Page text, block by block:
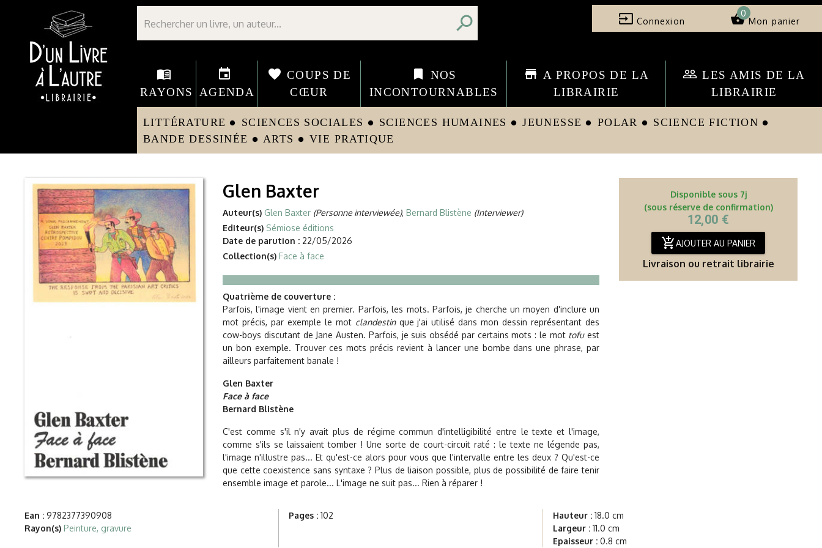
Librairie D'un livre à l'autre - Avranches
search input Connexion shopping_basket
0
Mon panier
menu_book
RAYONS
event
AGENDA
favorite COUPS DE
CŒUR
bookmark
NOS
INCONTOURNABLES
store A PROPOS DE LA
LIBRAIRIE
people_outline LES AMIS DE LA
LIBRAIRIE
LITTÉRATURE circle SCIENCES SOCIALES circle SCIENCES HUMAINES circle JEUNESSE circle POLAR circle SCIENCE FICTION circle
BANDE DESSINÉE circle ARTS circle VIE PRATIQUE
Glen Baxter
Auteur(s) Glen Baxter (Personne interviewée), Bernard Blistène (Interviewer)
Editeur(s) Sémiose éditions
Date de parution : 22/05/2026
Collection(s) Face à face
Quatrième de couverture :
Parfois, l'image vient en premier. Parfois, les mots. Parfois, je cherche un moyen d'inclure un
mot précis, par exemple le mot clandestinque j'ai utilisé dans mon dessin représentant des
cow-boys discutant de Jane Austen. Parfois, je suis obsédé par certains mots : le mot tofuest
un bon exemple. Trouver ces mots précis revient à lancer une bombe dans une phrase, par
ailleurs parfaitement banale !
Glen Baxter
Face à face
Bernard Blistène
C'est comme s'il n'y avait plus de régime commun d'intelligibilité entre le texte et l'image,
comme s'ils se laissaient tomber ! Une sorte de court-circuit raté : le texte ne légende pas,
l'image n'illustre pas... Et qu'est-ce alors pour vous que l'intervalle entre les deux ? Qu'est-ce
que cette coexistence sans syntaxe ? Plus de liaison possible, plus de possibilité de faire tenir
ensemble image et parole... L'image ne suit pas... Rien à réparer !
Disponible sous 7j
(sous réserve de confirmation)
12,00 €
add_shopping_cartAJOUTER AU PANIER
Livraison ou retrait librairie
Ean : 9782377390908
Rayon(s) Peinture, gravure
Pages : 102 Hauteur : 18.0 cm
Largeur : 11.0 cm
Epaisseur : 0.8 cm